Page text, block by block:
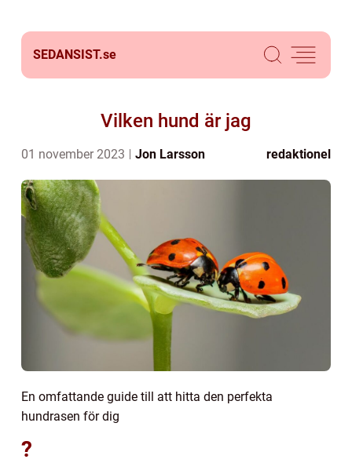
SEDANSIST.se
Vilken hund är jag
01 november 2023 Jon Larsson redaktionel
En omfattande guide till att hitta den perfekta
hundrasen för dig
?